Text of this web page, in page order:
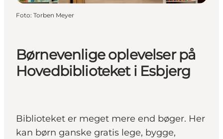
Børnevenlige oplevelser på
Hovedbiblioteket i Esbjerg
Biblioteket er meget mere end bøger. Her
kan børn ganske gratis lege, bygge,
Foto: Torben Meyer